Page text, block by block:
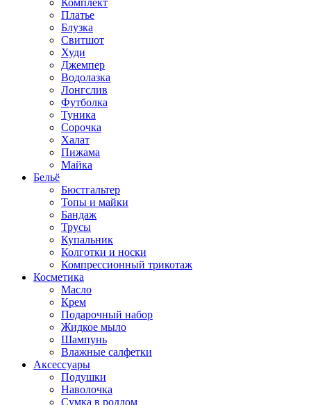
Комплект
Платье
Блузка
Свитшот
Худи
Джемпер
Водолазка
Лонгслив
Футболка
Туника
Сорочка
Халат
Пижама
Майка
Бельё
Бюстгальтер
Топы и майки
Бандаж
Трусы
Купальник
Колготки и носки
Компрессионный трикотаж
Косметика
Масло
Крем
Подарочный набор
Жидкое мыло
Шампунь
Влажные салфетки
Аксессуары
Подушки
Наволочка
Сумка в роддом